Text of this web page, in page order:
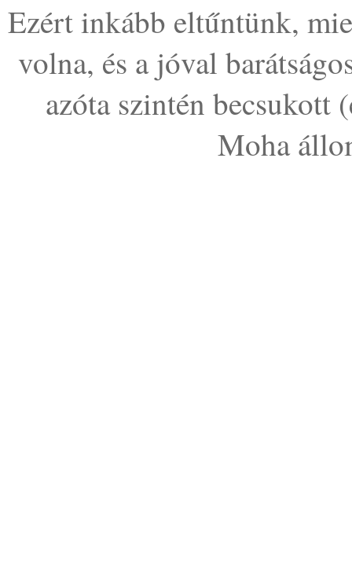
Ezért inkább eltűntünk,
volna, és a jóval
azóta szintén becsukott
Moha